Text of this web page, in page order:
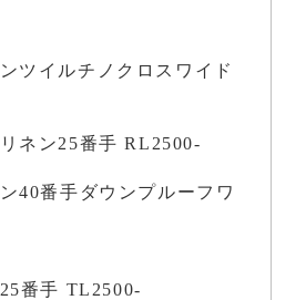
ツイルチノクロスワイド
ネン25番手 RL2500-
40番手ダウンプルーフワ
番手 TL2500-